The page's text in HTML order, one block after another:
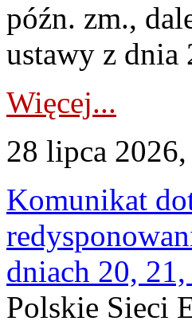
późn. zm.,
ustawy z dnia
Więcej...
28 lipca
Komunikat
dniach 20,
Polskie Sieci